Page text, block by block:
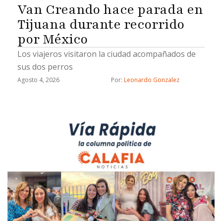
Van Creando hace parada en
Tijuana durante recorrido
por México
Los viajeros visitaron la ciudad acompañados de
sus dos perros
Agosto 4, 2026 Por: Leonardo Gonzalez